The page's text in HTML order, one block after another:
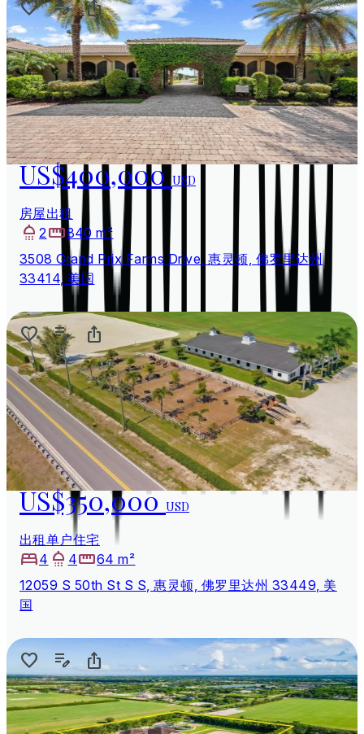
US$400,000USD
房屋出租
2
840 m²
3508 Grand Prix Farms Drive, 惠灵顿, 佛罗里达州
33414, 美国
US$350,000USD
出租单户住宅
4
4
64 m²
12059 S 50th St S S, 惠灵顿, 佛罗里达州 33449, 美
国